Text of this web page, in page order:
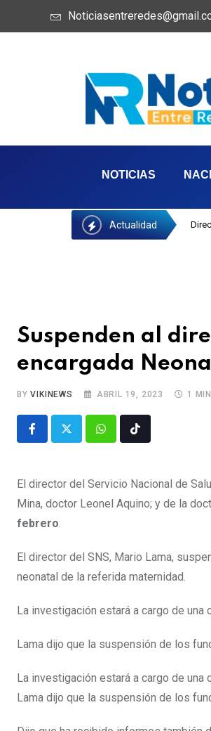
NOTICIAS
Actualidad
Suspenden al
encargada
BYVIKINEWS ABRIL 19, 2023 1
El director del Servicio Nacional de
Mina, doctor Leonel Aquino; y de la
febrero
El director del SNS, Mario Lama,
neonatal de la referida maternidad.
La investigación estará a cargo de
Lama dijo que la suspensión de los
La investigación estará a cargo de
Lama dijo que la suspensión de los